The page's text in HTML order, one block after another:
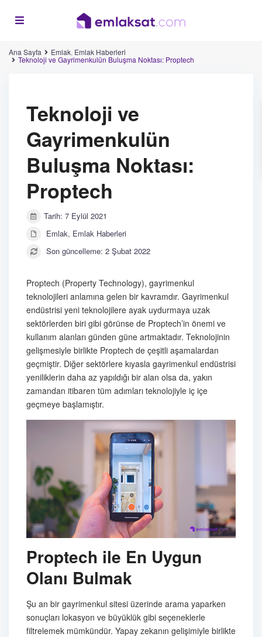
Ana Sayfa Emlak, Emlak Haberleri
Teknoloji ve Gayrimenkulün Buluşma Noktası: Proptech
Teknoloji ve
Gayrimenkulün
Buluşma Noktası:
Proptech
Tarih: 7 Eylül 2021
Emlak, Emlak Haberleri
Son güncelleme: 2 Şubat 2022
Proptech (Property Technology), gayrimenkul
teknolojileri anlamına gelen bir kavramdır. Gayrimenkul
endüstrisi yeni teknolojilere ayak uydurmaya uzak
sektörlerden biri gibi görünse de Proptech’in önemi ve
kullanım alanları günden güne artmaktadır. Teknolojinin
gelişmesiyle birlikte Proptech de çeşitli aşamalardan
geçmiştir. Diğer sektörlere kıyasla gayrimenkul endüstrisi
yeniliklerin daha az yapıldığı bir alan olsa da, yakın
zamandan itibaren tüm adımları teknolojiyle iç içe
geçmeye başlamıştır.
Proptech ile En Uygun
Olanı Bulmak
Şu an bir gayrimenkul sitesi üzerinde arama yaparken
sonuçları lokasyon ve büyüklük gibi seçeneklerle
filtrelemek mümkündür. Yapay zekanın gelişimiyle birlikte